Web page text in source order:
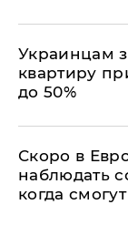
Украинцам
квартиру
до 50%
Скоро в
наблюдать
когда